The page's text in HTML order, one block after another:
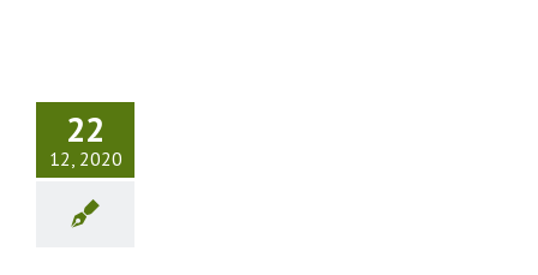
22
12, 2020
DE